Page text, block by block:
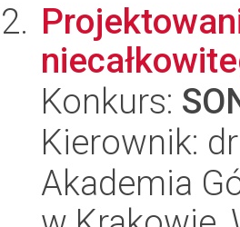
Konkurs:
Kierownik:
Akademia